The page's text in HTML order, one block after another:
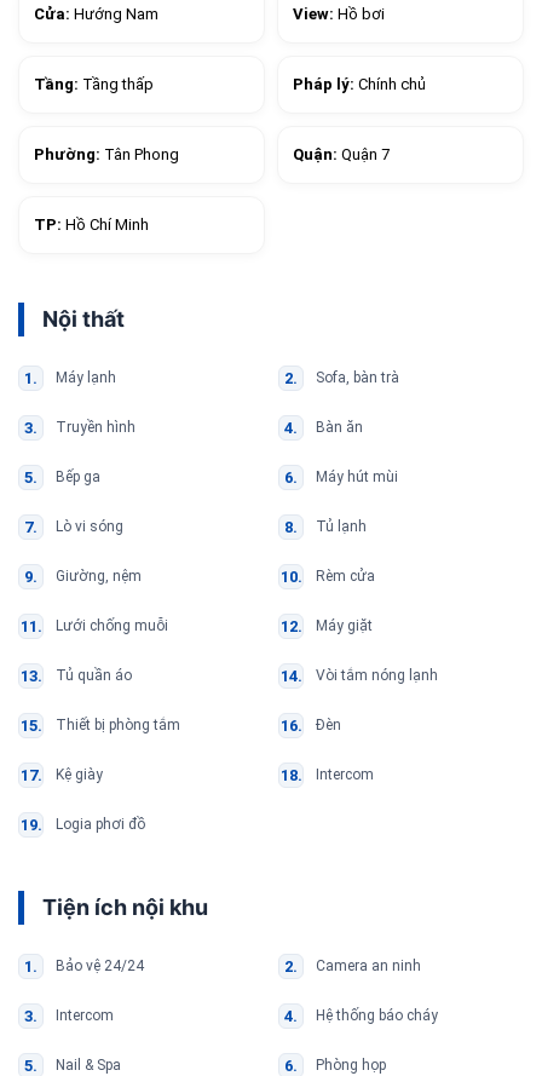
Cửa: Hướng Nam View: Hồ bơi
Tầng: Tầng thấp Pháp lý: Chính chủ
Phường: Tân Phong Quận: Quận 7
TP: Hồ Chí Minh
Nội thất
Máy lạnh Sofa, bàn trà
Truyền hình Bàn ăn
Bếp ga Máy hút mùi
Lò vi sóng Tủ lạnh
Giường, nệm Rèm cửa
Lưới chống muỗi Máy giặt
Tủ quần áo Vòi tắm nóng lạnh
Thiết bị phòng tắm Đèn
Kệ giày Intercom
Logia phơi đồ
Tiện ích nội khu
Bảo vệ 24/24 Camera an ninh
Intercom Hệ thống báo cháy
Nail & Spa Phòng họp